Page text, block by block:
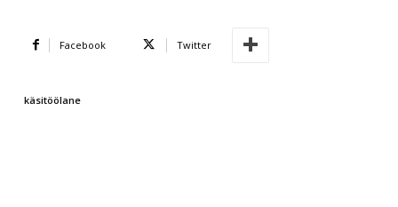
Facebook Twitter
käsitöölane